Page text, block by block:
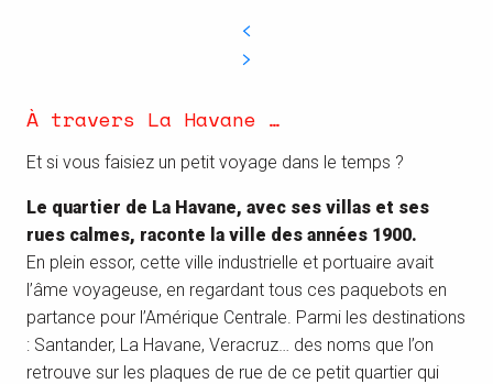
Voir la carte
À travers La Havane …
Et si vous faisiez un petit voyage dans le temps ?
Le quartier de La Havane, avec ses villas et ses
rues calmes, raconte la ville des années 1900.
En plein essor, cette ville industrielle et portuaire avait
l’âme voyageuse, en regardant tous ces paquebots en
partance pour l’Amérique Centrale. Parmi les destinations
: Santander, La Havane, Veracruz… des noms que l’on
retrouve sur les plaques de rue de ce petit quartier qui